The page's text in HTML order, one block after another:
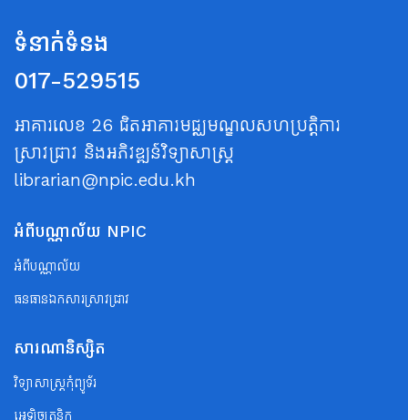
ទំនាក់ទំនង
017-529515
អាគារលេខ 26 ជិតអាគារមជ្ឈមណ្ឌលសហប្រត្តិការ
ស្រាវជ្រាវ និងអភិវឌ្ឍន៍វិទ្យាសាស្ត្រ
librarian@npic.edu.kh
អំពីបណ្ណាល័យ NPIC
អំពីបណ្ណាល័យ
ធនធានឯកសារស្រាវជ្រាវ
សារណានិស្សិត
វិទ្យាសាស្ត្រកុំព្យូទ័រ
អេឡិចត្រូនិក